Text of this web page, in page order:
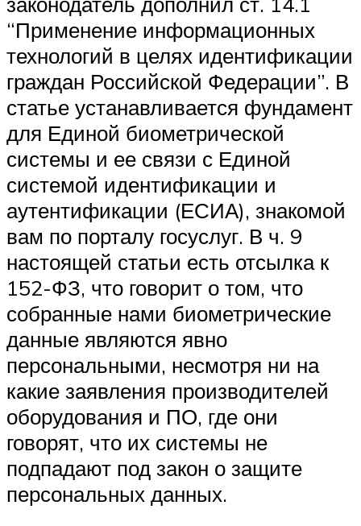
“Применение информационных
технологий в целях идентификации
граждан Российской Федерации”. В
статье устанавливается фундамент
для Единой биометрической
системы и ее связи с Единой
системой идентификации и
аутентификации (ЕСИА), знакомой
вам по порталу госуслуг. В ч. 9
настоящей статьи есть отсылка к
152-ФЗ, что говорит о том, что
собранные нами биометрические
данные являются явно
персональными, несмотря ни на
какие заявления производителей
оборудования и ПО, где они
говорят, что их системы не
подпадают под закон о защите
персональных данных.